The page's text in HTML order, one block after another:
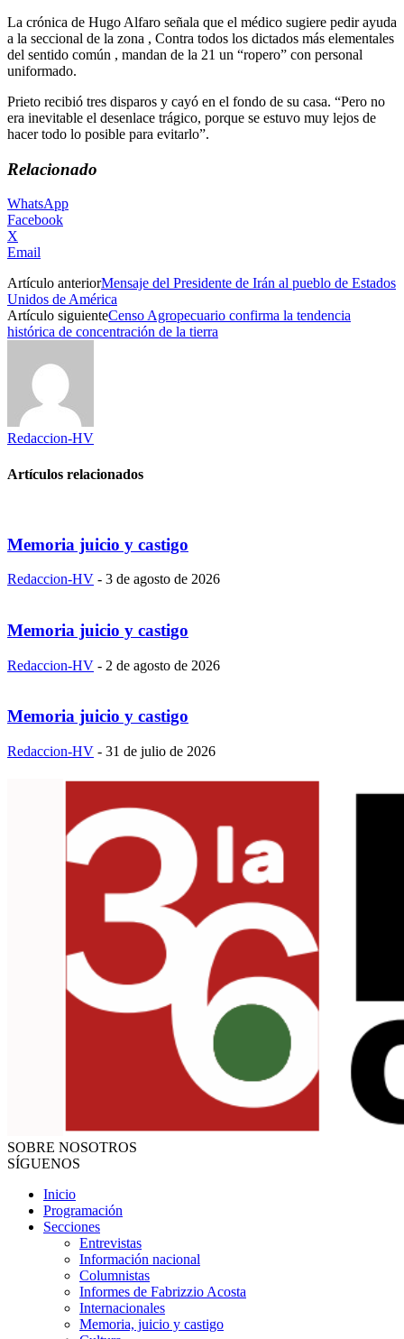
La crónica de Hugo Alfaro señala que el médico sugiere pedir ayuda
a la seccional de la zona , Contra todos los dictados más elementales
del sentido común , mandan de la 21 un “ropero” con personal
uniformado.
Prieto recibió tres disparos y cayó en el fondo de su casa. “Pero no
era inevitable el desenlace trágico, porque se estuvo muy lejos de
hacer todo lo posible para evitarlo”.
Relacionado
WhatsApp
Facebook
X
Email
Artículo anteriorMensaje del Presidente de Irán al pueblo de Estados
Unidos de América
Artículo siguienteCenso Agropecuario confirma la tendencia
histórica de concentración de la tierra
Redaccion-HV
Artículos relacionados
Memoria juicio y castigo
Redaccion-HV - 3 de agosto de 2026
Memoria juicio y castigo
Redaccion-HV - 2 de agosto de 2026
Memoria juicio y castigo
Redaccion-HV - 31 de julio de 2026
SOBRE NOSOTROS
SÍGUENOS
Inicio
Programación
Secciones
Entrevistas
Información nacional
Columnistas
Informes de Fabrizzio Acosta
Internacionales
Memoria, juicio y castigo